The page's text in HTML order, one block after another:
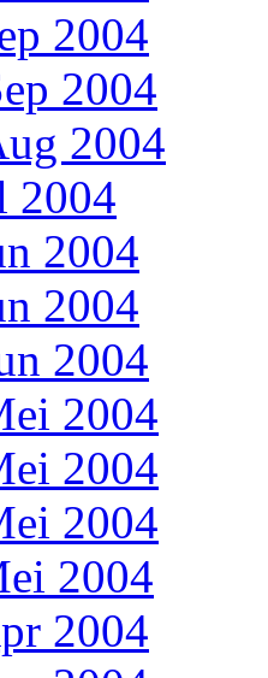
2004
2004
2004
2004
2004
2004
2004
2004
2004
2004
2004
2004